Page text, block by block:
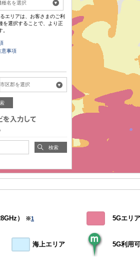
エリアは、お客さまのご利
を選択することで、より正
意事項
検索
） ※1 5Gエリ
海上エリア 5G利用